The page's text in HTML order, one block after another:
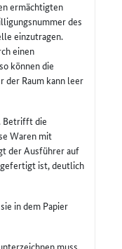
ermächtigten
des
einzutragen.
einen
können die
der Raum kann leer
Betrifft die
Waren mit
der Ausführer auf
ist, deutlich
in dem Papier
muss,